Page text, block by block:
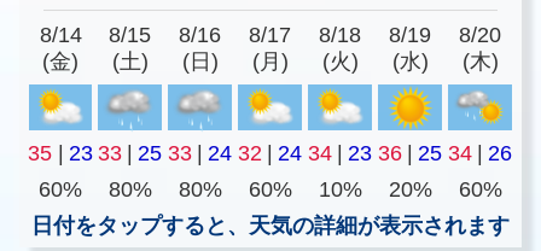
8/14
(金)
8/15
(土)
8/16
(日)
8/17
(月)
8/18
(火)
8/19
(水)
8/20
(木)
35 | 23 33 | 25 33 | 24 32 | 24 34 | 23 36 | 25 34 | 26
60%
80% 80% 60% 10% 20%
60%
日付をタップすると、天気の詳細が表示されます